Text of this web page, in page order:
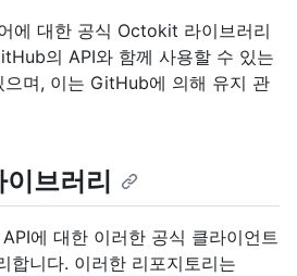
에 대한 공식 Octokit 라이브러리
의 API와 함께 사용할 수 있는
며, 이는 GitHub에 의해 유지 관
브러리
에 대한 이러한 공식 클라이언트
합니다. 이러한 리포지토리는